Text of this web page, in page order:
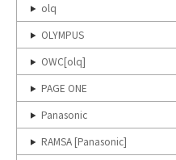
olq
OLYMPUS
OWC[olq]
PAGE ONE
Panasonic
RAMSA [Panasonic]